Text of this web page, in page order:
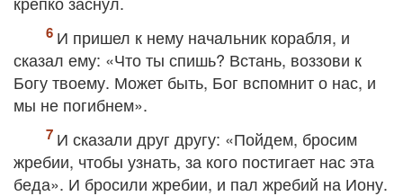
И пришел к нему начальник корабля, и
сказал ему: «Что ты спишь? Встань, воззови к
Богу твоему. Может быть, Бог вспомнит о нас, и
мы не погибнем».
И сказали друг другу: «Пойдем, бросим
жребии, чтобы узнать, за кого постигает нас эта
беда». И бросили жребии, и пал жребий на Иону.